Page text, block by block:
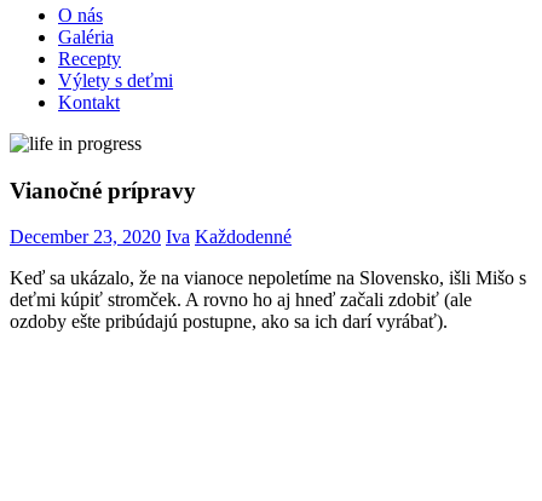
O nás
Galéria
Recepty
Výlety s deťmi
Kontakt
Vianočné prípravy
December 23, 2020 Iva Každodenné
Keď sa ukázalo, že na vianoce nepoletíme na Slovensko, išli Mišo s
deťmi kúpiť stromček. A rovno ho aj hneď začali zdobiť (ale
ozdoby ešte pribúdajú postupne, ako sa ich darí vyrábať).